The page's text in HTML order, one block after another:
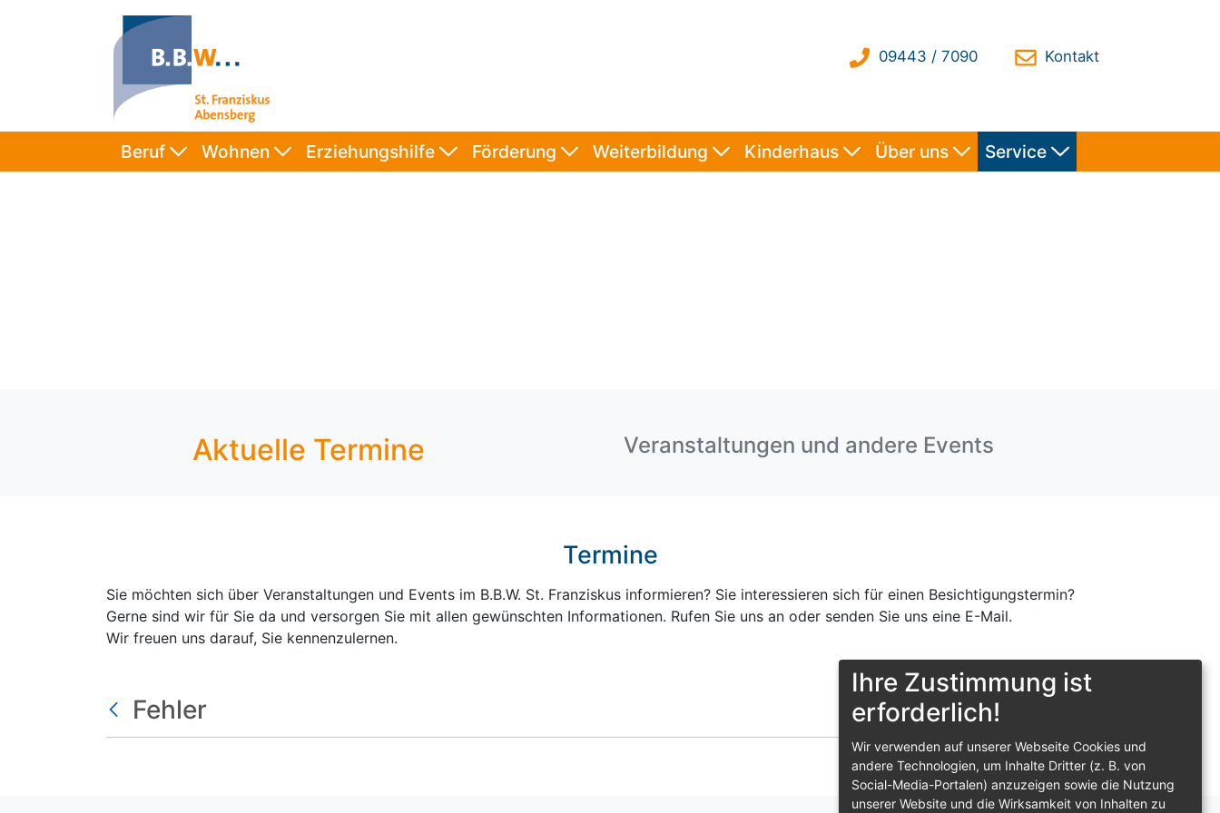
Beruf Wohnen Erziehungshilfe Förderung Weiterbildung Kinderhaus Über uns Service
Aktuelle Termine Veranstaltungen und andere Events
Termine
Sie möchten sich über Veranstaltungen und Events im B.B.W. St. Franziskus informieren? Sie interessieren sich für einen Besichtigungstermin?
Gerne sind wir für Sie da und versorgen Sie mit allen gewünschten Informationen. Rufen Sie uns an oder senden Sie uns eine E-Mail.
Wir freuen uns darauf, Sie kennenzulernen.
Fehler
Ihre Zustimmung ist
erforderlich!
Wir verwenden auf unserer Webseite Cookies und
andere Technologien, um Inhalte Dritter (z. B. von
Social-Media-Portalen) anzuzeigen sowie die Nutzung
unserer Website und die Wirksamkeit von Inhalten zu